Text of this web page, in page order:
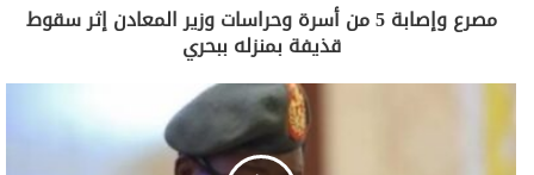
مصرع وإصابة 5 من أسرة وحراسات وزير المعادن إثر سقوط
قذيفة بمنزله ببحري